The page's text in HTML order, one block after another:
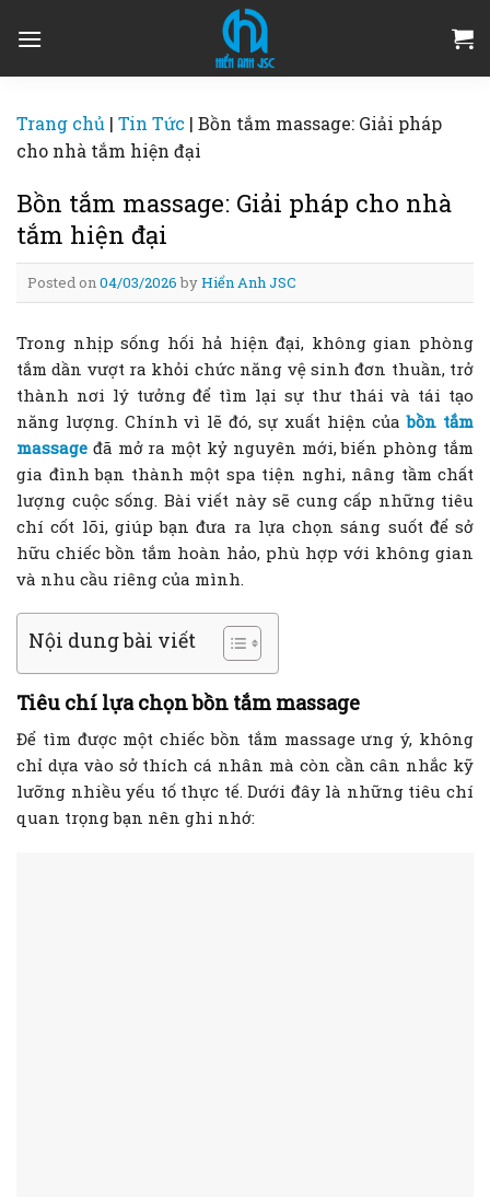
Trang chủ | Tin Tức | Bồn tắm massage: Giải pháp
cho nhà tắm hiện đại
Bồn tắm massage: Giải pháp cho nhà
tắm hiện đại
Posted on04/03/2026 byHiển Anh JSC
Trong nhịp sống hối hả hiện đại, không gian phòng
tắm dần vượt ra khỏi chức năng vệ sinh đơn thuần, trở
thành nơi lý tưởng để tìm lại sự thư thái và tái tạo
năng lượng. Chính vì lẽ đó, sự xuất hiện củabồn tắm
massage đã mở ra một kỷ nguyên mới, biến phòng tắm
gia đình bạn thành một spa tiện nghi, nâng tầm chất
lượng cuộc sống. Bài viết này sẽ cung cấp những tiêu
chí cốt lõi, giúp bạn đưa ra lựa chọn sáng suốt để sở
hữu chiếc bồn tắm hoàn hảo, phù hợp với không gian
và nhu cầu riêng của mình.
Nội dung bài viết
Tiêu chí lựa chọn bồn tắm massage
Để tìm được một chiếc bồn tắm massage ưng ý, không
chỉ dựa vào sở thích cá nhân mà còn cần cân nhắc kỹ
lưỡng nhiều yếu tố thực tế. Dưới đây là những tiêu chí
quan trọng bạn nên ghi nhớ: